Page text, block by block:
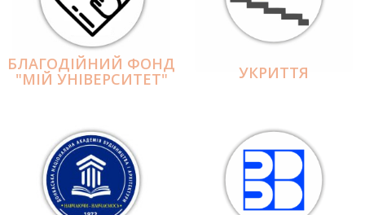
БЛАГОДІЙНИЙ ФОНД
"МІЙ УНІВЕРСИТЕТ" УКРИТТЯ